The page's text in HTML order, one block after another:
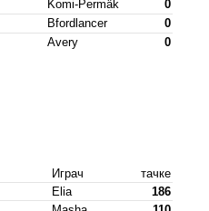
Komi-Permäk
0
Bfordlancer
0
Avery 0
Играч
тачке
Elia
186